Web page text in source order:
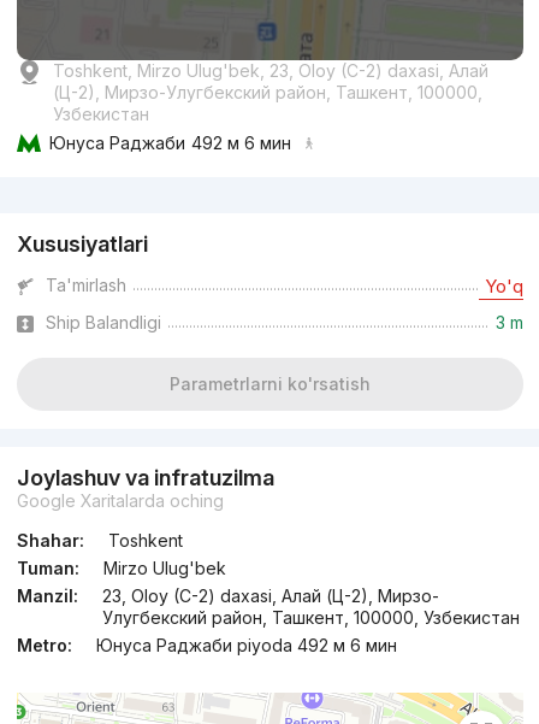
Toshkent, Mirzo Ulug'bek, 23, Oloy (C-2) daxasi, Алай
(Ц-2), Мирзо-Улугбекский район, Ташкент, 100000,
Узбекистан
Юнуса Раджаби 492 м 6 мин
Xususiyatlari
Ta'mirlash Yo'q
Ship Balandligi 3 m
Parametrlarni ko'rsatish
Joylashuv va infratuzilma
Google Xaritalarda oching
Shahar:
Toshkent
Tuman:
Mirzo Ulug'bek
Manzil:
23, Oloy (C-2) daxasi, Алай (Ц-2), Мирзо-
Улугбекский район, Ташкент, 100000, Узбекистан
Metro:
Юнуса Раджаби piyoda 492 м 6 мин